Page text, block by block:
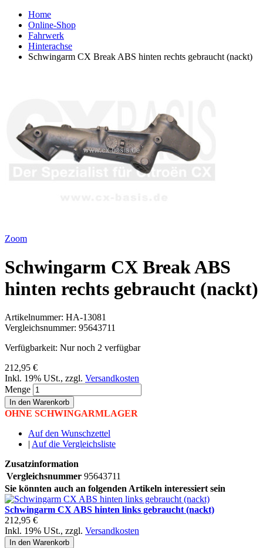
Home
Online-Shop
Fahrwerk
Hinterachse
Schwingarm CX Break ABS hinten rechts gebraucht (nackt)
Zoom
Schwingarm CX Break ABS
hinten rechts gebraucht (nackt)
Artikelnummer: HA-13081
Vergleichsnummer: 95643711
Verfügbarkeit: Nur noch 2 verfügbar
212,95 €
Inkl. 19% USt., zzgl. Versandkosten
Menge
In den Warenkorb
OHNE SCHWINGARMLAGER
Auf den Wunschzettel
| Auf die Vergleichsliste
Zusatzinformation
Vergleichsnummer 95643711
Sie könnten auch an folgenden Artikeln interessiert sein
Schwingarm CX ABS hinten links gebraucht (nackt)
212,95 €
Inkl. 19% USt., zzgl. Versandkosten
In den Warenkorb